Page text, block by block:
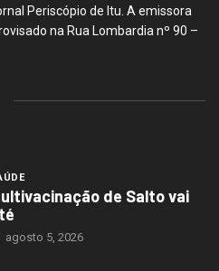
Periscópio de Itu. A emissora
na Rua Lombardia nº 90 –
de Salto vai
agosto 5, 2026